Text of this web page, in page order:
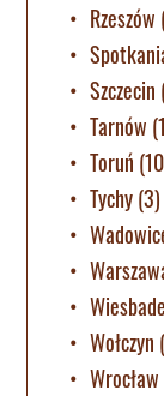
Rzeszów
Szczecin
Tarnów
Toruń
Tychy(3)
Wołczyn
Wrocław